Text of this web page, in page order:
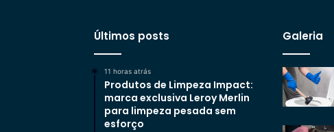
Últimos posts
11 horas atrás
Produtos de Limpeza Impact:
marca exclusiva Leroy Merlin
para limpeza pesada sem
esforço
Galeria